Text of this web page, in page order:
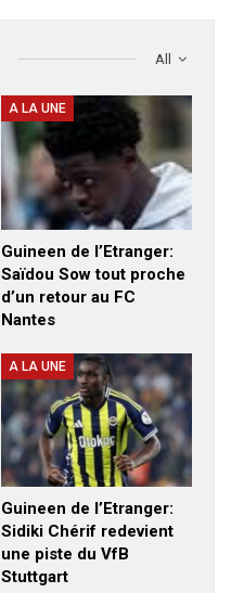
All
A LA UNE
Guineen de l’Etranger:
Saïdou Sow tout proche
d’un retour au FC
Nantes
A LA UNE
Guineen de l’Etranger:
Sidiki Chérif redevient
une piste du VfB
Stuttgart